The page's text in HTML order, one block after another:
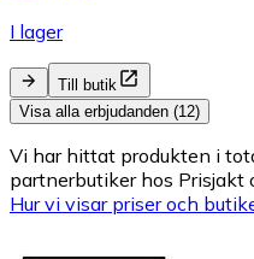
I lager
Till butik
Visa alla erbjudanden (12)
Vi har hittat produkten i
partnerbutiker hos
Hur vi visar priser och